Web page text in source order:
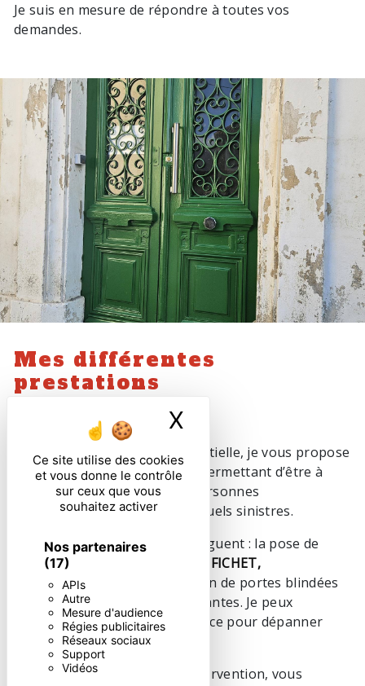
Ce site utilise des cookies
et vous donne le contrôle
sur ceux que vous
souhaitez activer
Nos partenaires
(17)
APIs
Autre
Mesure d'audience
Régies publicitaires
Réseaux sociaux
Support
Vidéos
X
Je suis en mesure de répondre à toutes vos
demandes.
Mes différentes
prestations
Parce que la sécurité est essentielle, je vous propose
différentes prestations vous permettant d’être à
l’abri des cambrioleurs, des personnes
malintentionnées et des éventuels sinistres.
Parmi mes spécialités se distinguent : la pose de
serrures multipoint
(BRICARD, FICHET,
VACHETTE,PICARD)
, installation de portes blindées
et le blindage des portes existantes. Je peux
également intervenir en urgence pour dépanner
tous les équipements.
Soyez rassuré ! Après mon intervention, vous